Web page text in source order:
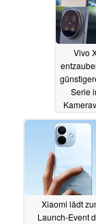
Vivo
Serie
Xiaomi lädt
Launch-Event